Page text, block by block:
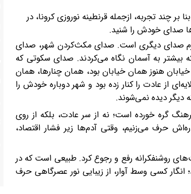
بر چند تجربه، از‌جمله قرنطینه نوروزی کرونا، در
صدای خودش را شنید.
صدای دیگری است. صدای مکث‌کردن شهر، صدای
بیشتر به آسمان نگاه می‌کردند. صدای سکوتی که
هنوز همان خیابان بود، همان چنارها، همان
از عادت را کنار زده بود و شهر دوباره خودش را
دیگر دیده نمی‌شوند.
با فرهنگ گره خورده است؛ نه از سر عادت، بلکه از روی
حرف می‌زنیم، وقتی آدم‌ها زیر فشار اقتصاد،
روشنفکرانه رفع ‌و رجوع کرد. طبیعی است که در
کسی وسط آوار، از زیبایی نور عصرگاهی حرف